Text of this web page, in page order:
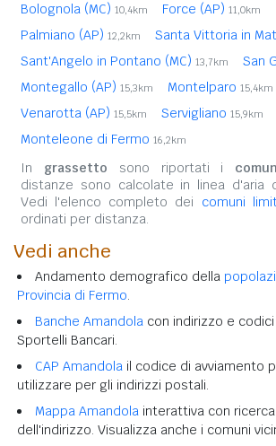
Bolognola (MC) 10,4km Force (AP) 11,0km
Palmiano (AP) 12,2km Santa Vittoria in
Sant'Angelo in Pontano (MC) 13,7km San
Montegallo (AP) 15,3km Montelparo 15,4km
Venarotta (AP) 15,5km Servigliano 15,9km
Monteleone di Fermo 16,2km
In grassetto sono riportati i
distanze sono calcolate in linea d'aria
Vedi l'elenco completo dei comuni
ordinati per distanza.
Vedi anche
Andamento demografico della
Provincia di Fermo.
Banche Amandola con indirizzo e codici
Sportelli Bancari.
CAP Amandola il codice di avviamento
utilizzare per gli indirizzi postali.
Mappa Amandola interattiva con
dell'indirizzo. Visualizza anche i comuni